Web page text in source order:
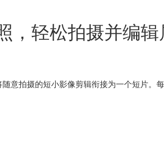
，轻松拍摄并编
意拍摄的短小影像剪辑衔接为一个短片。